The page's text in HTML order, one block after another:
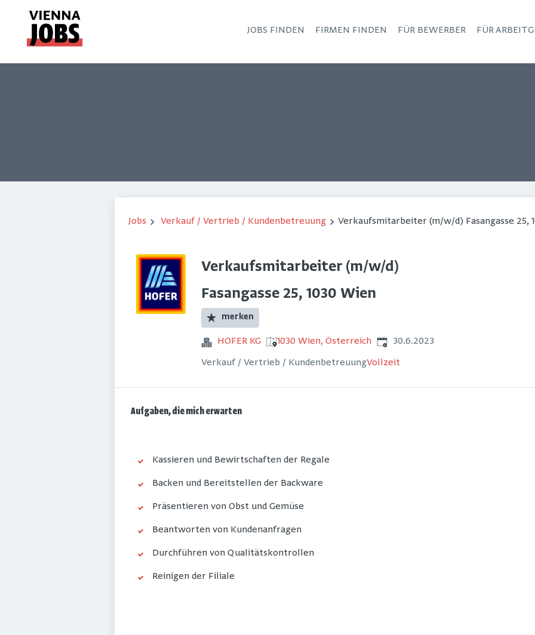
JOBS FINDEN FIRMEN FINDEN FÜR BEWERBER FÜR
Jobs Verkauf / Vertrieb / Kundenbetreuung Verkaufsmitarbeiter (m/w/d) Fasangasse 25,
Verkaufsmitarbeiter (m/w/d)
Fasangasse 25, 1030 Wien
merken
HOFER KG 1030 Wien, Österreich Veröffentlicht
30.6.2023
Verkauf / Vertrieb / KundenbetreuungVollzeit
Aufgaben, die mich erwarten
Kassieren und Bewirtschaften der Regale
Backen und Bereitstellen der Backware
Präsentieren von Obst und Gemüse
Beantworten von Kundenanfragen
Durchführen von Qualitätskontrollen
Reinigen der Filiale